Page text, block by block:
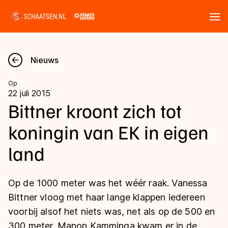
Nieuws
Kalender
Disciplines
Marathon
Shorttrack
Inlineskaten
Uitslagen
Langebaan
Shorttrack
Marathon
Tijden & historie
Ranglijsten Langebaan
Nieuws
Op
22 juli 2015
Bittner kroont zich tot
koningin van EK in eigen
land
Op de 1000 meter was het wéér raak. Vanessa
Bittner vloog met haar lange klappen iedereen
voorbij alsof het niets was, net als op de 500 en
300 meter. Manon Kamminga kwam er in de